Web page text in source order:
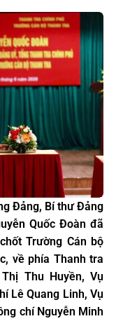
Đảng, Bí thư Đảng
Quốc Đoàn đã
Trường Cán bộ
về phía Thanh tra
Thu Huyền, Vụ
Lê Quang Linh, Vụ
chí Nguyễn Minh